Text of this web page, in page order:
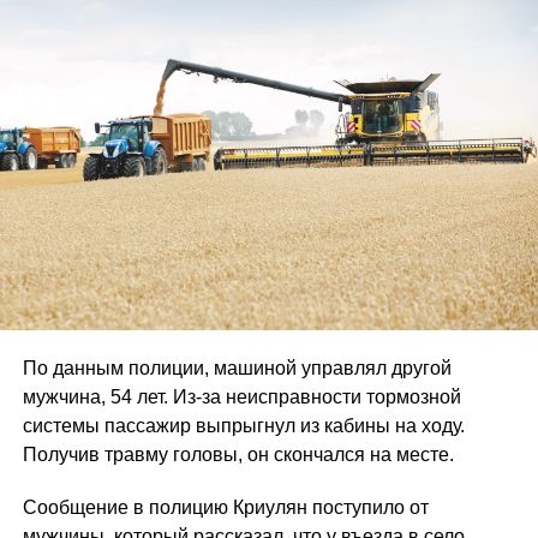
По данным полиции, машиной управлял другой
мужчина, 54 лет. Из-за неисправности тормозной
системы пассажир выпрыгнул из кабины на ходу.
Получив травму головы, он скончался на месте.
Сообщение в полицию Криулян поступило от